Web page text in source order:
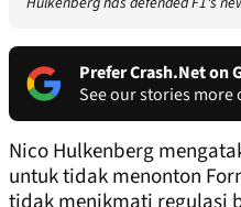
Prefer Crash.Net on
See our stories more
Nico Hulkenberg
untuk tidak menonton